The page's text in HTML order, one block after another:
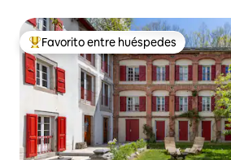
De los mejores en Favorito entre
Favorito entre huéspedes